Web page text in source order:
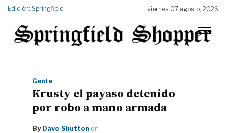
Edición: Springfield viernes 07 agosto, 2026
Gente
Krusty el payaso detenido
por robo a mano armada
By Dave Shutton on